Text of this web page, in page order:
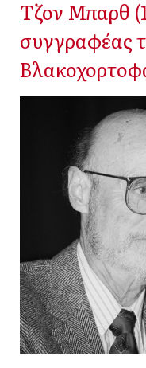
Τζον Μπαρθ
συγγραφέας